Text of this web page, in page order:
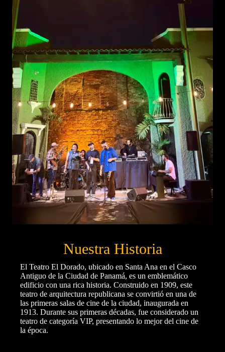
Nuestra Historia
​El Teatro El Dorado, ubicado en Santa Ana en el Casco
Antiguo de la Ciudad de Panamá, es un emblemático
edificio con una rica historia. Construido en 1909, este
teatro de arquitectura republicana se convirtió en una de
las primeras salas de cine de la ciudad, inaugurada en
1913. Durante sus primeras décadas, fue considerado un
teatro de categoría VIP, presentando lo mejor del cine de
la época.